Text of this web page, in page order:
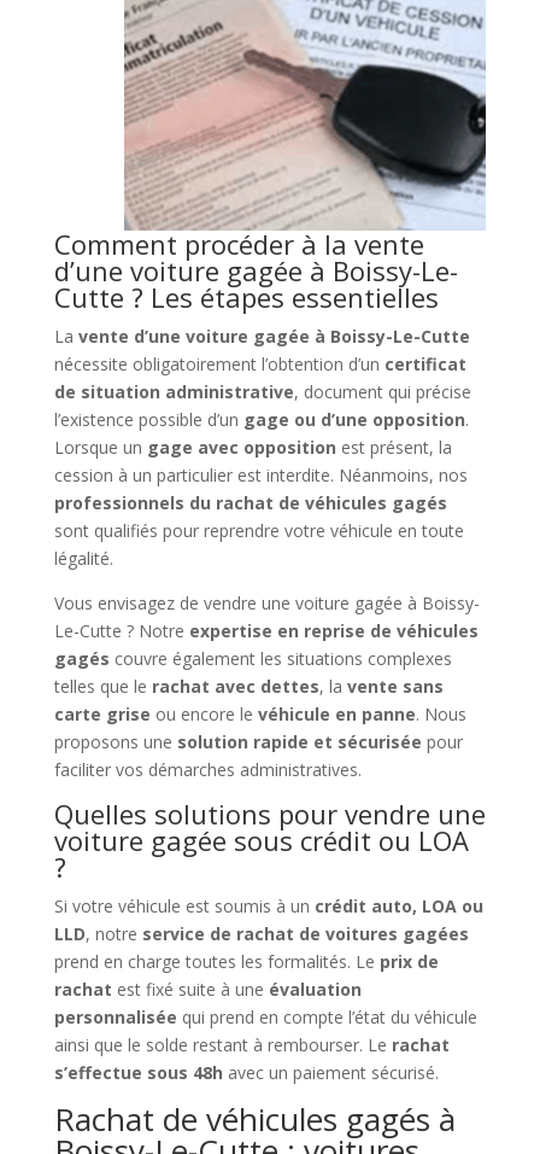
Comment procéder à la vente
d’une voiture gagée à Boissy-Le-
Cutte ? Les étapes essentielles
La vente d’une voiture gagée à Boissy-Le-Cutte
nécessite obligatoirement l’obtention d’un certificat
de situation administrative, document qui précise
l’existence possible d’un gage ou d’une opposition.
Lorsque un gage avec opposition est présent, la
cession à un particulier est interdite. Néanmoins, nos
professionnels du rachat de véhicules gagés
sont qualifiés pour reprendre votre véhicule en toute
légalité.
Vous envisagez de vendre une voiture gagée à Boissy-
Le-Cutte ? Notre expertise en reprise de véhicules
gagés couvre également les situations complexes
telles que le rachat avec dettes, la vente sans
carte grise ou encore le véhicule en panne. Nous
proposons une solution rapide et sécurisée pour
faciliter vos démarches administratives.
Quelles solutions pour vendre une
voiture gagée sous crédit ou LOA
?
Si votre véhicule est soumis à un crédit auto, LOA ou
LLD, notre service de rachat de voitures gagées
prend en charge toutes les formalités. Le prix de
rachat est fixé suite à une évaluation
personnalisée qui prend en compte l’état du véhicule
ainsi que le solde restant à rembourser. Le rachat
s’effectue sous 48h avec un paiement sécurisé.
Rachat de véhicules gagés à